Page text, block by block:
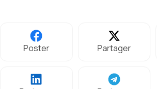
Poster Partager